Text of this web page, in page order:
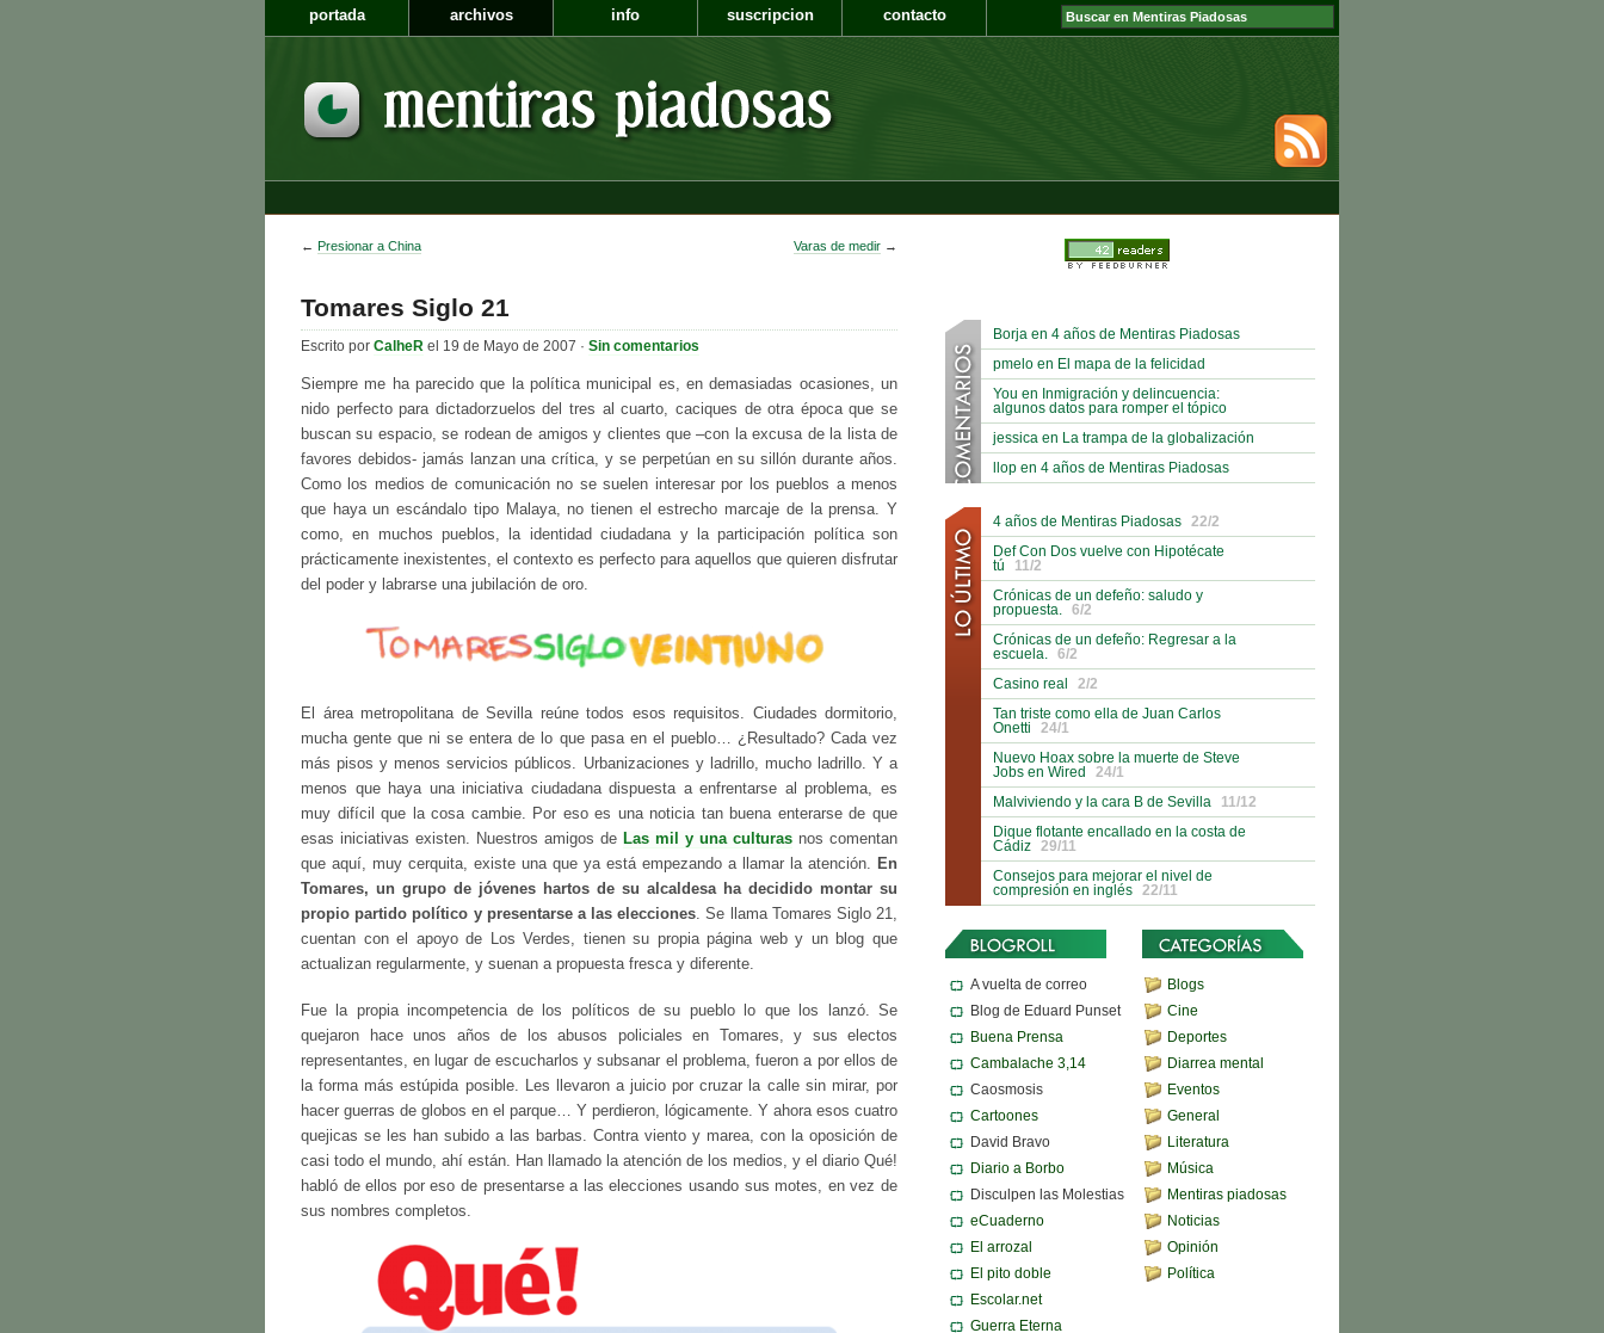
portada archivos info suscripcion contacto
← Presionar a China Varas de medir →
Tomares Siglo 21
Escrito por CalheR el 19 de Mayo de 2007 · Sin comentarios
Siempre me ha parecido que la política municipal es, en demasiadas ocasiones, un
nido perfecto para dictadorzuelos del tres al cuarto, caciques de otra época que se
buscan su espacio, se rodean de amigos y clientes que –con la excusa de la lista de
favores debidos- jamás lanzan una crítica, y se perpetúan en su sillón durante años.
Como los medios de comunicación no se suelen interesar por los pueblos a menos
que haya un escándalo tipo Malaya, no tienen el estrecho marcaje de la prensa. Y
como, en muchos pueblos, la identidad ciudadana y la participación política son
prácticamente inexistentes, el contexto es perfecto para aquellos que quieren disfrutar
del poder y labrarse una jubilación de oro.
El área metropolitana de Sevilla reúne todos esos requisitos. Ciudades dormitorio,
mucha gente que ni se entera de lo que pasa en el pueblo… ¿Resultado? Cada vez
más pisos y menos servicios públicos. Urbanizaciones y ladrillo, mucho ladrillo. Y a
menos que haya una iniciativa ciudadana dispuesta a enfrentarse al problema, es
muy difícil que la cosa cambie. Por eso es una noticia tan buena enterarse de que
esas iniciativas existen. Nuestros amigos de Las mil y una culturas nos comentan
que aquí, muy cerquita, existe una que ya está empezando a llamar la atención. En
Tomares, un grupo de jóvenes hartos de su alcaldesa ha decidido montar su
propio partido político y presentarse a las elecciones. Se llama Tomares Siglo 21,
cuentan con el apoyo de Los Verdes, tienen su propia página web y un blog que
actualizan regularmente, y suenan a propuesta fresca y diferente.
Fue la propia incompetencia de los políticos de su pueblo lo que los lanzó. Se
quejaron hace unos años de los abusos policiales en Tomares, y sus electos
representantes, en lugar de escucharlos y subsanar el problema, fueron a por ellos de
la forma más estúpida posible. Les llevaron a juicio por cruzar la calle sin mirar, por
hacer guerras de globos en el parque… Y perdieron, lógicamente. Y ahora esos cuatro
quejicas se les han subido a las barbas. Contra viento y marea, con la oposición de
casi todo el mundo, ahí están. Han llamado la atención de los medios, y el diario Qué!
habló de ellos por eso de presentarse a las elecciones usando sus motes, en vez de
sus nombres completos.
Borja en 4 años de Mentiras Piadosas
pmelo en El mapa de la felicidad
You en Inmigración y delincuencia:
algunos datos para romper el tópico
jessica en La trampa de la globalización
llop en 4 años de Mentiras Piadosas
4 años de Mentiras Piadosas
22/2
Def Con Dos vuelve con Hipotécate
tú
11/2
Crónicas de un defeño: saludo y
propuesta.
6/2
Crónicas de un defeño: Regresar a la
escuela.
6/2
Casino real
2/2
Tan triste como ella de Juan Carlos
Onetti
24/1
Nuevo Hoax sobre la muerte de Steve
Jobs en Wired
24/1
Malviviendo y la cara B de Sevilla
11/12
Dique flotante encallado en la costa de
Cádiz
29/11
Consejos para mejorar el nivel de
compresión en inglés
22/11
A vuelta de correo
Blog de Eduard Punset
Buena Prensa
Cambalache 3,14
Caosmosis
Cartoones
David Bravo
Diario a Borbo
Disculpen las Molestias
eCuaderno
El arrozal
El pito doble
Escolar.net
Guerra Eterna
Blogs
Cine
Deportes
Diarrea mental
Eventos
General
Literatura
Música
Mentiras piadosas
Noticias
Opinión
Política